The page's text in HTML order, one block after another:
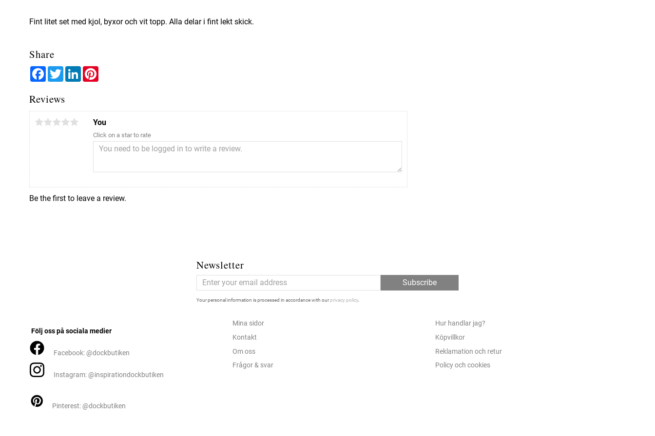
Fint litet set med kjol, byxor och vit topp. Alla delar i fint lekt skick.
Share
FacebookTwitterLinkedIn
Reviews
You
Click on a star to rate
Be the first to leave a review.
Newsletter
Subscribe
Your personal information is processed in accordance with ourprivacy policy.
Följ oss på sociala medier
Facebook: @dockbutiken
Instagram: @inspirationdockbutiken
Pinterest: @dockbutiken
Mina sidor
Kontakt
Om oss
Frågor & svar
Hur handlar jag?
Köpvillkor
Reklamation och retur
Policy och cookies